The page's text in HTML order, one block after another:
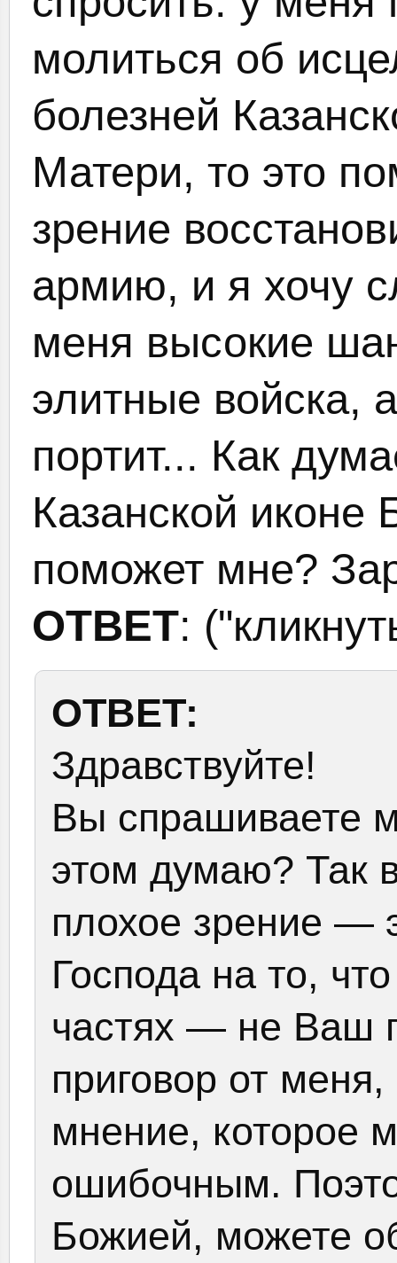
молиться об
болезней
Матери, то это
зрение
армию, и я хочу
меня высокие
элитные войска,
портит... Как
Казанской
поможет мне?
ОТВЕТ:
ОТВЕТ:
Здравствуйте!
Вы спрашиваете
этом думаю? Так
плохое зрение —
Господа на то,
частях — не Ваш
приговор от
мнение, которое
ошибочным.
Божией, можете